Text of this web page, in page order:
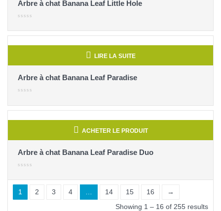
Arbre à chat Banana Leaf Little Hole
LIRE LA SUITE
Arbre à chat Banana Leaf Paradise
ACHETER LE PRODUIT
Arbre à chat Banana Leaf Paradise Duo
1 2 3 4 14 15 16
→
Showing 1 – 16 of 255 results